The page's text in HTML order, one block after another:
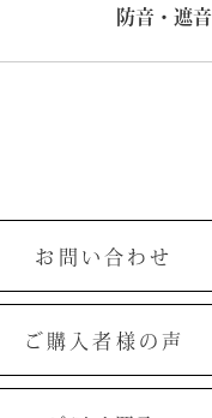
防音・遮音
お問い合わせ
ご購入者様の声